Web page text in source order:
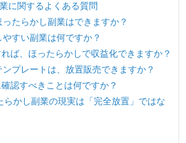
に関するよくある質問
たらかし副業はできますか？
すい副業は何ですか？
ば、ほったらかしで収益化できますか？
プレートは、放置販売できますか？
認すべきことは何ですか？
らかし副業の現実は「完全放置」ではな